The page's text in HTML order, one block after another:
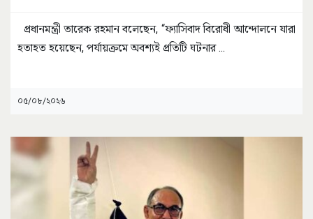
প্রধানমন্ত্রী তারেক রহমান বলেছেন, “ফ্যাসিবাদ বিরোধী আন্দোলনে যারা
হতাহত হয়েছেন, পর্যায়ক্রমে অবশ্যই প্রতিটি ঘটনার...
০৫/০৮/২০২৬